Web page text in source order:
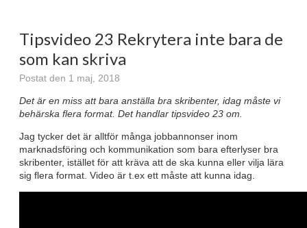
Tipsvideo 23 Rekrytera inte bara de
som kan skriva
Postat den 1 maj, 2018
Det är en miss att bara anställa bra skribenter, idag måste vi
behärska flera format. Det handlar tipsvideo 23 om.
Jag tycker det är alltför många jobbannonser inom
marknadsföring och kommunikation som bara efterlyser bra
skribenter, istället för att kräva att de ska kunna eller vilja lära
sig flera format. Video är t.ex ett måste att kunna idag.